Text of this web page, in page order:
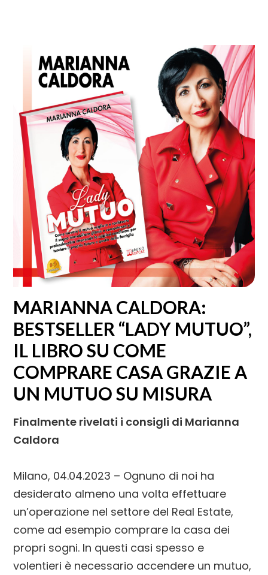
MARIANNA CALDORA:
BESTSELLER “LADY MUTUO”,
IL LIBRO SU COME
COMPRARE CASA GRAZIE A
UN MUTUO SU MISURA
Finalmente rivelati i consigli di Marianna
Caldora
Milano, 04.04.2023 – Ognuno di noi ha
desiderato almeno una volta effettuare
un’operazione nel settore del Real Estate,
come ad esempio comprare la casa dei
propri sogni. In questi casi spesso e
volentieri è necessario accendere un mutuo,